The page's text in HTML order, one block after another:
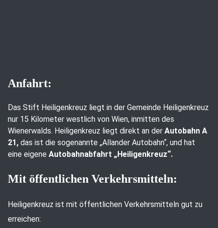
Anfahrt:
Das Stift Heiligenkreuz liegt in der Gemeinde Heiligenkreuz
nur 15 Kilometer westlich von Wien, inmitten des
Wienerwalds. Heiligenkreuz liegt direkt an der Autobahn A
21, das ist die sogenannte „Allander Autobahn“, und hat
eine eigene Autobahnabfahrt „Heiligenkreuz“.
Mit öffentlichen Verkehrsmitteln:
Heiligenkreuz ist mit öffentlichen Verkehrsmitteln gut zu
erreichen: